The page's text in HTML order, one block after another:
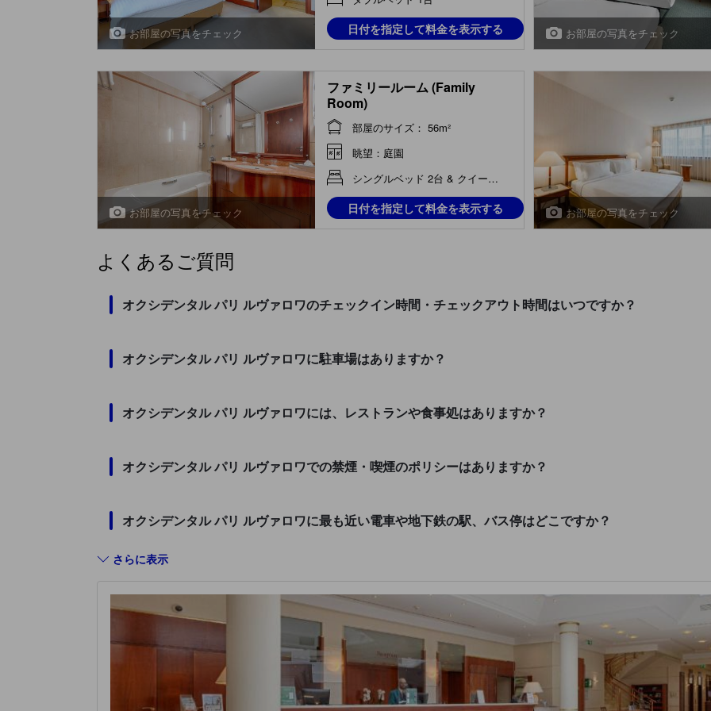
お部屋の写真をチェック 日付を指定して料金を表示する お部屋の写真をチェック
お部屋の写真をチェック
ファミリールーム (Family
Room)
部屋のサイズ： 56m²
眺望：庭園
シングルベッド 2台 & クイーンベッド 1台
日付を指定して料金を表示する お部屋の写真をチェック
よくあるご質問
オクシデンタル パリ ルヴァロワのチェックイン時間・チェックアウト時間はいつですか？
オクシデンタル パリ ルヴァロワに駐車場はありますか？
オクシデンタル パリ ルヴァロワには、レストランや食事処はありますか？
オクシデンタル パリ ルヴァロワでの禁煙・喫煙のポリシーはありますか？
オクシデンタル パリ ルヴァロワに最も近い電車や地下鉄の駅、バス停はどこですか？
さらに表示